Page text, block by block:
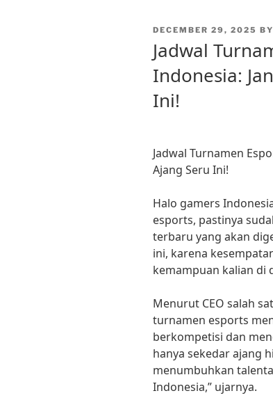
POSTED
DECEMBER 29, 2025 BY
Jadwal
Indonesia:
Ini!
Jadwal Turnamen
Ajang Seru Ini!
Halo gamers
esports, pastinya
terbaru yang akan
ini, karena
kemampuan kalian di
Menurut CEO salah
turnamen esports
berkompetisi dan
hanya sekedar ajang
menumbuhkan
Indonesia,” ujarnya.